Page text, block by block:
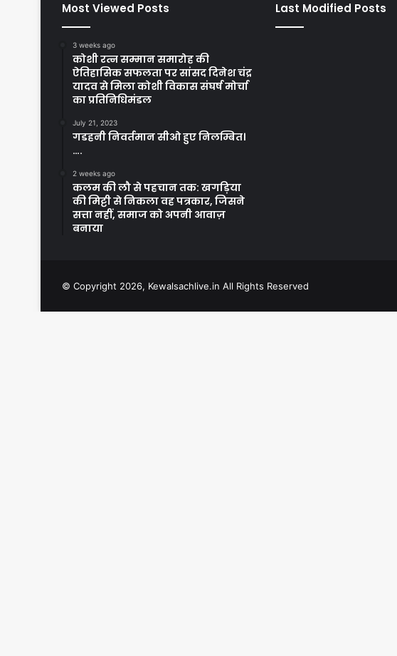
Most Viewed Posts
3 weeks ago
कोशी रत्न सम्मान समारोह की
ऐतिहासिक सफलता पर सांसद दिनेश चंद्र
यादव से मिला कोशी विकास संघर्ष मोर्चा
का प्रतिनिधिमंडल
July 21, 2023
गडहनी निवर्तमान सीओ हुए निलम्बित।
….
2 weeks ago
कलम की लौ से पहचान तक: खगड़िया
की मिट्टी से निकला वह पत्रकार, जिसने
सत्ता नहीं, समाज को अपनी आवाज़
बनाया
Last Modified Posts
© Copyright 2026, Kewalsachlive.in All Rights Reserved